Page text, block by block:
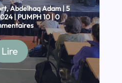
,Abdelhaq Adam |5
|PUMPH 10| 0
Lire